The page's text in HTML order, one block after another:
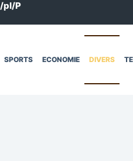
pl/P
SPORTS ECONOMIE DIVERS